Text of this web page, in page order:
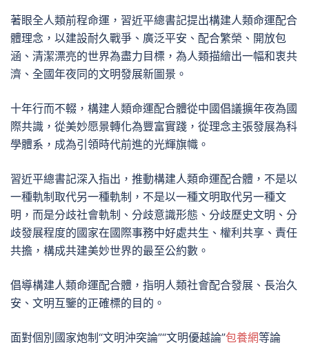
著眼全人類前程命運，習近平總書記提出構建人類命運配合
體理念，以建設耐久戰爭、廣泛平安、配合繁榮、開放包
涵、清潔漂亮的世界為盡力目標，為人類描繪出一幅和衷共
濟、全國年夜同的文明發展新圖景。
十年行而不輟，構建人類命運配合體從中國倡議擴年夜為國
際共識，從美妙愿景轉化為豐富實踐，從理念主張發展為科
學體系，成為引領時代前進的光輝旗幟。
習近平總書記深入指出，推動構建人類命運配合體，不是以
一種軌制取代另一種軌制，不是以一種文明取代另一種文
明，而是分歧社會軌制、分歧意識形態、分歧歷史文明、分
歧發展程度的國家在國際事務中好處共生、權利共享、責任
共擔，構成共建美妙世界的最至公約數。
倡導構建人類命運配合體，指明人類社會配合發展、長治久
安、文明互鑒的正確標的目的。
面對個別國家炮制“文明沖突論”“文明優越論”包養網等論